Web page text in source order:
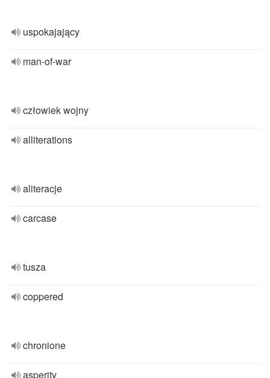
uspokajający
man-of-war
człowiek wojny
alliterations
aliteracje
carcase
tusza
coppered
chronione
asperity